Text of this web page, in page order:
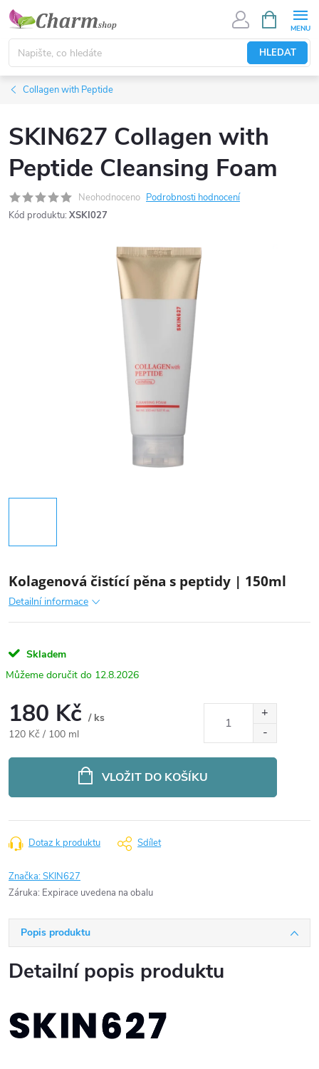
Přejít
obsah
HLEDAT
NÁKUPNÍ
KOŠÍK
Collagen with Peptide
SKIN627 Collagen with
Peptide Cleansing Foam
Neohodnoceno Podrobnosti hodnocení
Kód produktu: XSKI027
Kolagenová čistící pěna s peptidy | 150ml
Detailní informace
Skladem
12.8.2026
180 Kč / ks
Měrná
120 Kč / 100 ml
VLOŽIT DO KOŠÍKU
Dotaz k produktu Sdílet
Značka:SKIN627
Záruka: Expirace uvedena na obalu
Popis produktu
Detailní popis produktu